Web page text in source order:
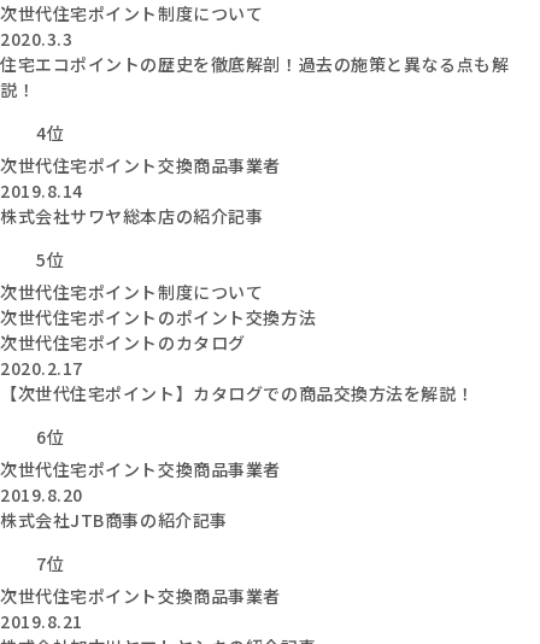
次世代住宅ポイント制度について
2020.3.3
住宅エコポイントの歴史を徹底解剖！過去の施策と異なる点も解
説！
4位
次世代住宅ポイント交換商品事業者
2019.8.14
株式会社サワヤ総本店の紹介記事
5位
次世代住宅ポイント制度について
次世代住宅ポイントのポイント交換方法
次世代住宅ポイントのカタログ
2020.2.17
【次世代住宅ポイント】カタログでの商品交換方法を解説！
6位
次世代住宅ポイント交換商品事業者
2019.8.20
株式会社JTB商事の紹介記事
7位
次世代住宅ポイント交換商品事業者
2019.8.21